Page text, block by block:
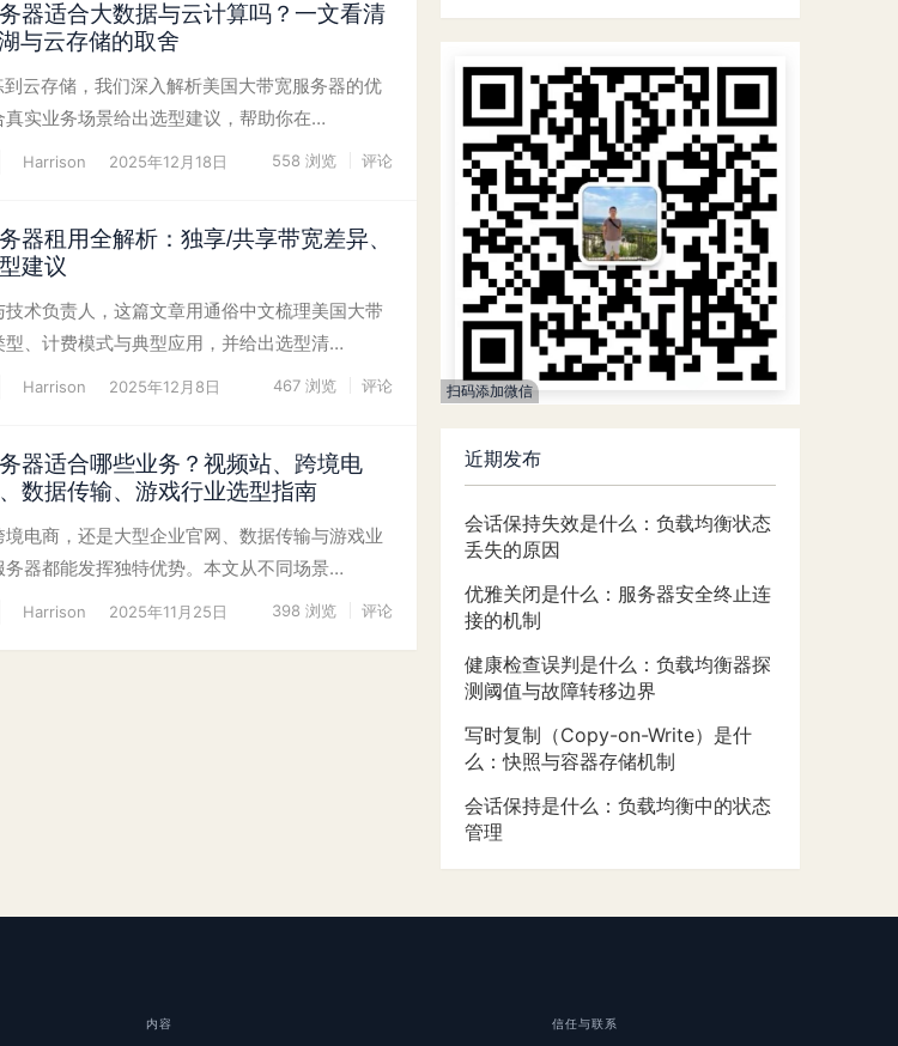
器适合大数据与云计算吗？一文看清
与云存储的取舍
云存储，我们深入解析美国大带宽服务器的优
真实业务场景给出选型建议，帮助你在…
Harrison 2025年12月18日 558 浏览 评论
器租用全解析：独享/共享带宽差异、
建议
术负责人，这篇文章用通俗中文梳理美国大带
型、计费模式与典型应用，并给出选型清…
Harrison 2025年12月8日 467 浏览 评论
器适合哪些业务？视频站、跨境电
数据传输、游戏行业选型指南
电商，还是大型企业官网、数据传输与游戏业
器都能发挥独特优势。本文从不同场景…
Harrison 2025年11月25日 398 浏览 评论
扫码添加微信
近期发布
会话保持失效是什么：负载均衡状态
丢失的原因
优雅关闭是什么：服务器安全终止连
接的机制
健康检查误判是什么：负载均衡器探
测阈值与故障转移边界
写时复制（Copy-on-Write）是什
么：快照与容器存储机制
会话保持是什么：负载均衡中的状态
管理
内容 信任与联系